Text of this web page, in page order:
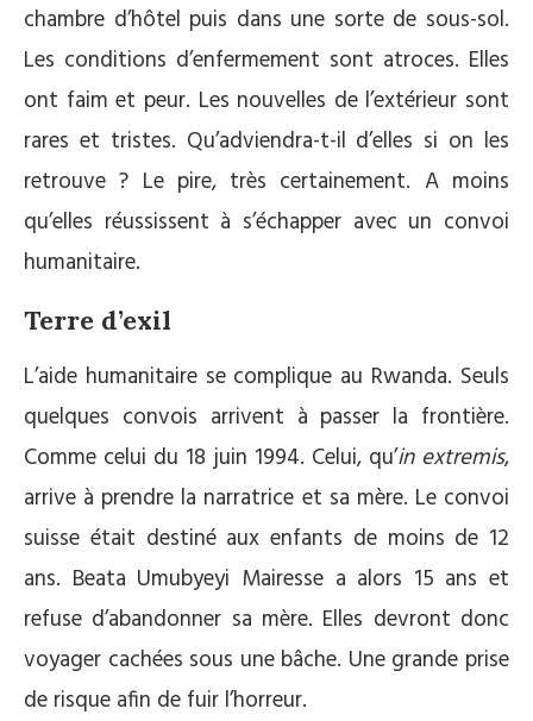
chambre d’hôtel puis dans une sorte de sous-sol.
Les conditions d’enfermement sont atroces. Elles
ont faim et peur. Les nouvelles de l’extérieur sont
rares et tristes. Qu’adviendra-t-il d’elles si on les
retrouve ? Le pire, très certainement. A moins
qu’elles réussissent à s’échapper avec un convoi
humanitaire.
Terre d’exil
L’aide humanitaire se complique au Rwanda. Seuls
quelques convois arrivent à passer la frontière.
Comme celui du 18 juin 1994. Celui, qu’in extremis,
arrive à prendre la narratrice et sa mère. Le convoi
suisse était destiné aux enfants de moins de 12
ans. Beata Umubyeyi Mairesse a alors 15 ans et
refuse d’abandonner sa mère. Elles devront donc
voyager cachées sous une bâche. Une grande prise
de risque afin de fuir l’horreur.